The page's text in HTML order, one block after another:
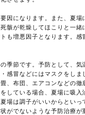
因になります。また、夏場
骸が乾燥してほこりと一緒
も増悪因子となります。感
季節です。予防として、気
感冒などにはマスクをしま
、布団、エアコンなどの徹
している場合、夏場に吸入
場は調子がいいからといっ
がでないような予防治療が